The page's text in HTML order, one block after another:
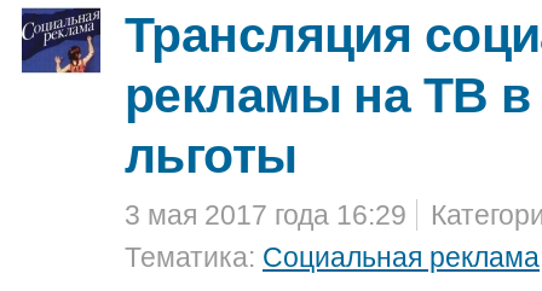
Трансляция
рекламы на ТВ
льготы
3 мая 2017 года 16:29
Тематика: Социальная реклама